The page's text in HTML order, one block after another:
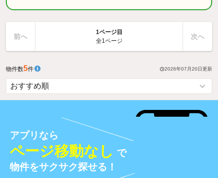
前へ
1ページ目
全1ページ
次へ
物件数5件 2026年07月20日 更新
アプリなら
ページ移動なし で
物件をサクサク探せる！